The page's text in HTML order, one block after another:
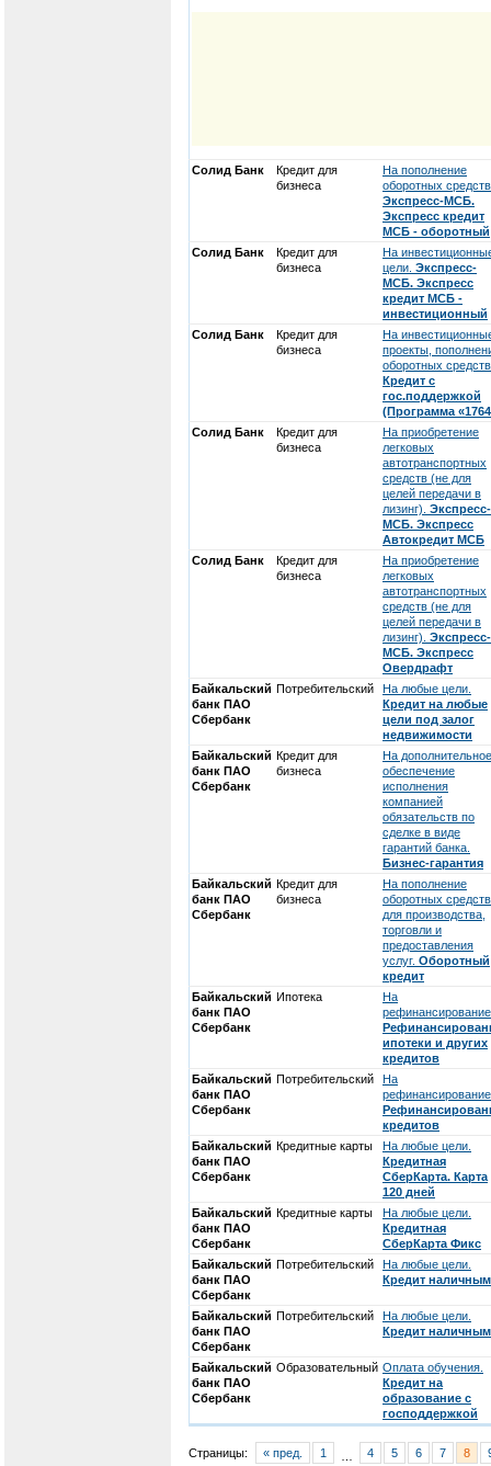
Солид Банк
Кредит для
бизнеса
На пополнение
оборотных
Экспресс-МСБ.
Экспресс кредит
МСБ - оборотный
Солид Банк
Кредит для
бизнеса
На
цели. Экспресс-
МСБ. Экспресс
кредит МСБ -
инвестиционный
Солид Банк
Кредит для
бизнеса
На
проекты,
оборотных
Кредит с
гос.поддержкой
(Программа
Солид Банк
Кредит для
бизнеса
На приобретение
легковых
автотранспортных
средств (не для
целей передачи в
лизинг). Экспресс-
МСБ. Экспресс
Автокредит МСБ
Солид Банк
Кредит для
бизнеса
На приобретение
легковых
автотранспортных
средств (не для
целей передачи в
лизинг). Экспресс-
МСБ. Экспресс
Овердрафт
Байкальский
банк ПАО
Сбербанк
Потребительский
На любые цели.
Кредит на любые
цели под залог
недвижимости
Байкальский
банк ПАО
Сбербанк
Кредит для
бизнеса
На дополнительное
обеспечение
исполнения
компанией
обязательств по
сделке в виде
гарантий банка.
Бизнес-гарантия
Байкальский
банк ПАО
Сбербанк
Кредит для
бизнеса
На пополнение
оборотных средств
для производства,
торговли и
предоставления
услуг. Оборотный
кредит
Байкальский
банк ПАО
Сбербанк
Ипотека
На
ипотеки и других
кредитов
Байкальский
банк ПАО
Сбербанк
Потребительский
На
кредитов
Байкальский
банк ПАО
Сбербанк
Кредитные карты
На любые цели.
Кредитная
СберКарта. Карта
120 дней
Байкальский
банк ПАО
Сбербанк
Кредитные карты
На любые цели.
Кредитная
СберКарта Фикс
Байкальский
банк ПАО
Сбербанк
Потребительский
На любые цели.
Кредит
Байкальский
банк ПАО
Сбербанк
Потребительский
На любые цели.
Кредит
Байкальский
банк ПАО
Сбербанк
Образовательный Оплата обучения.
Кредит на
образование с
господдержкой
Страницы: « пред. 1 4 5 6 7 8